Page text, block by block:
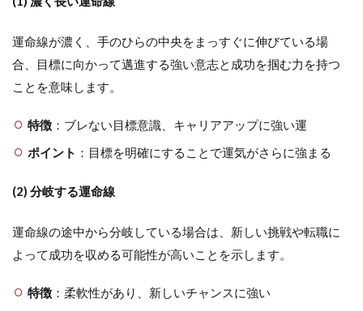
運命線が濃く、手のひらの中央をまっすぐに伸びている場
合、目標に向かって邁進する強い意志と成功を掴む力を持つ
ことを意味します。
特徴：ブレない目標意識、キャリアアップに強い運
ポイント ：目標を明確にすることで運気がさらに強まる
(2) 分岐する運命線
運命線の途中から分岐している場合は、新しい挑戦や転職に
よって成功を収める可能性が高いことを示します。
特徴：柔軟性があり、新しいチャンスに強い